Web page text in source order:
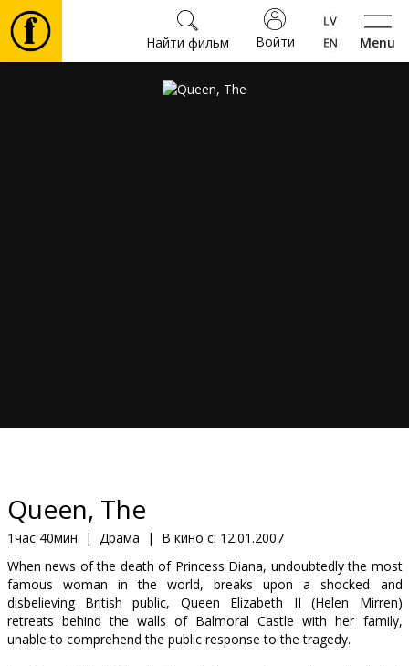
Menu
Войти
Найти фильм
Клуб
Queen, The
1час 40мин | Драма | В кино с: 12.01.2007
When news of the death of Princess Diana, undoubtedly the most
famous woman in the world, breaks upon a shocked and
disbelieving British public, Queen Elizabeth II (Helen Mirren)
retreats behind the walls of Balmoral Castle with her family,
unable to comprehend the public response to the tragedy.